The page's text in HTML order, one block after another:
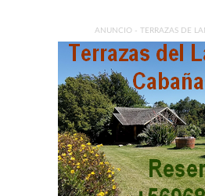
ANUNCIO - TERRAZAS DE